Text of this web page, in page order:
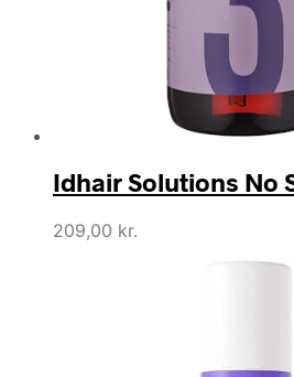
Idhair Solutions No
209,00 kr.